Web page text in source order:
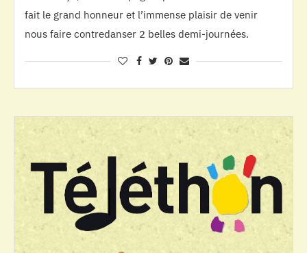
fait le grand honneur et l’immense plaisir de venir
nous faire contredanser 2 belles demi-journées.